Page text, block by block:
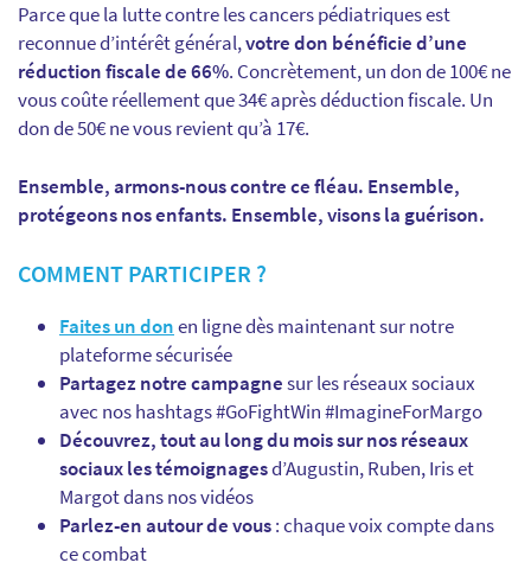
Parce que la lutte contre les cancers pédiatriques est
reconnue d’intérêt général,votre don bénéficie d’une
réduction fiscale de 66%. Concrètement, un don de 100€ ne
vous coûte réellement que 34€ après déduction fiscale. Un
don de 50€ ne vous revient qu’à 17€.
Ensemble, armons-nous contre ce fléau. Ensemble,
protégeons nos enfants. Ensemble, visons la guérison.
COMMENT PARTICIPER ?
Faites un donen ligne dès maintenant sur notre
plateforme sécurisée
Partagez notre campagnesur les réseaux sociaux
avec nos hashtags #GoFightWin #ImagineForMargo
Découvrez, tout au long du mois sur nos réseaux
sociaux les témoignagesd’Augustin, Ruben, Iris et
Margot dans nos vidéos
Parlez-en autour de vous: chaque voix compte dans
ce combat